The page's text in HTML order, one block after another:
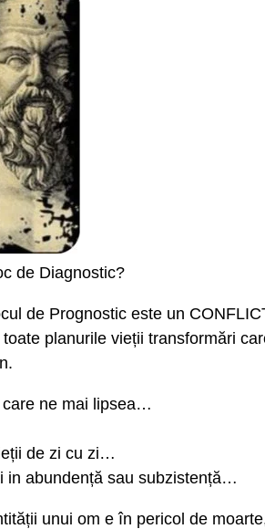
de Diagnostic?
de Prognostic este un
planurile vieții transformări
ne mai lipsea…
de zi cu zi…
in abundență sau subzistență…
unui om e în pericol de